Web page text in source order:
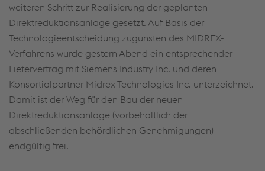
weiteren Schritt zur Realisierung der geplanten
Direktreduktionsanlage gesetzt. Auf Basis der
Technologieentscheidung zugunsten des MIDREX-
Verfahrens wurde gestern Abend ein entsprechender
Liefervertrag mit Siemens Industry Inc. und deren
Konsortialpartner Midrex Technologies Inc. unterzeichnet.
Damit ist der Weg für den Bau der neuen
Direktreduktionsanlage (vorbehaltlich der
abschließenden behördlichen Genehmigungen)
endgültig frei.